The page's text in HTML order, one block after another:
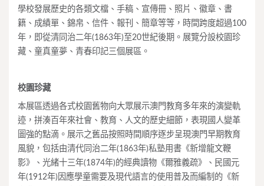
學校發展歷史的各類文檔、手稿、宣傳冊、照片、徽章、書
籍、成績單、錦帛、信件、報刊、簡章等等，時間跨度超過100
年，即從清同治二年(1863年)至20世紀後期。展覽分設校園珍
藏、童真童夢、青春印記三個展區。
校園珍藏
本展區透過各式校園舊物向大眾展示澳門教育多年來的演變軌
迹，拼湊百年來社會、教育、人文的歷史細節，表現國人變革
圖強的點滴。展示之舊品按照時間順序逐步呈現澳門早期教育
風貌，包括由清代同治二年(1863年)私塾用書《新增龍文鞭
影》、光緒十三年(1874年)的經典讀物《爾雅義疏》、民國元
年(1912年)因應學童需要及現代語言的使用普及而編制的《新